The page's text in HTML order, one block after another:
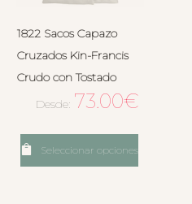
1822 Sacos Capazo
Cruzados Kin-Francis
Crudo con Tostado
Desde: 73.00€
Seleccionar opciones